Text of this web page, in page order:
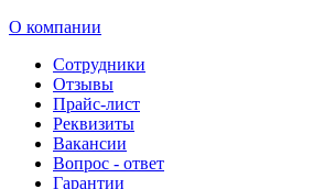
О компании
Сотрудники
Отзывы
Прайс-лист
Реквизиты
Вакансии
Вопрос - ответ
Гарантии